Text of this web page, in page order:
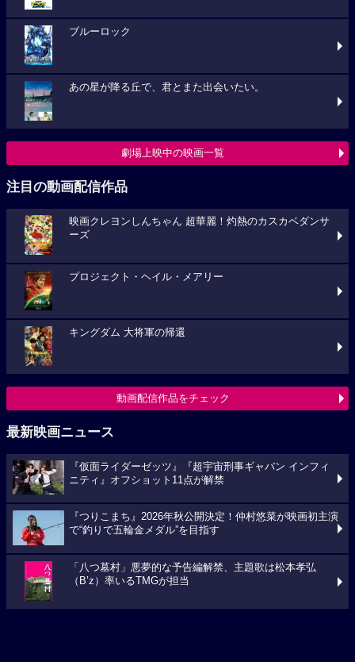
ブルーロック
あの星が降る丘で、君とまた出会いたい。
劇場上映中の映画一覧
注目の動画配信作品
映画クレヨンしんちゃん 超華麗！灼熱のカスカベダンサ
ーズ
プロジェクト・ヘイル・メアリー
キングダム 大将軍の帰還
動画配信作品をチェック
最新映画ニュース
『仮面ライダーゼッツ』『超宇宙刑事ギャバン インフィ
ニティ』オフショット11点が解禁
『つりこまち』2026年秋公開決定！仲村悠菜が映画初主演
で“釣りで五輪金メダル”を目指す
「八つ墓村」悪夢的な予告編解禁、主題歌は松本孝弘
（B’z）率いるTMGが担当